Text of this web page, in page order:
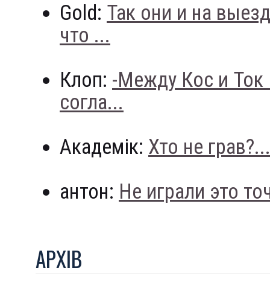
Gold: Так они и на
что ...
Клоп: -Между Кос и
согла...
Академік: Хто не грав?...
антон: Не играли это
АРХIВ